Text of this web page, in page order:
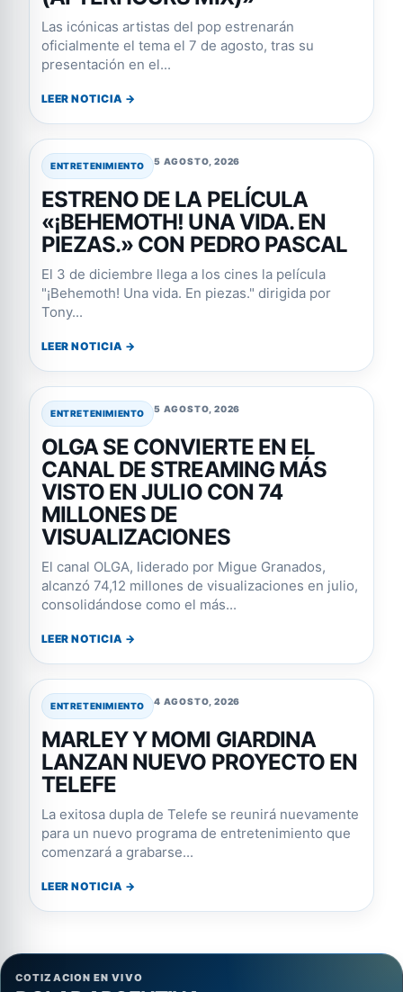
Las icónicas artistas del pop estrenarán
oficialmente el tema el 7 de agosto, tras su
presentación en el...
LEER NOTICIA →
ENTRETENIMIENTO 5 AGOSTO, 2026
ESTRENO DE LA PELÍCULA
«¡BEHEMOTH! UNA VIDA. EN
PIEZAS.» CON PEDRO PASCAL
El 3 de diciembre llega a los cines la película
"¡Behemoth! Una vida. En piezas." dirigida por
Tony...
LEER NOTICIA →
ENTRETENIMIENTO 5 AGOSTO, 2026
OLGA SE CONVIERTE EN EL
CANAL DE STREAMING MÁS
VISTO EN JULIO CON 74
MILLONES DE
VISUALIZACIONES
El canal OLGA, liderado por Migue Granados,
alcanzó 74,12 millones de visualizaciones en julio,
consolidándose como el más...
LEER NOTICIA →
ENTRETENIMIENTO 4 AGOSTO, 2026
MARLEY Y MOMI GIARDINA
LANZAN NUEVO PROYECTO EN
TELEFE
La exitosa dupla de Telefe se reunirá nuevamente
para un nuevo programa de entretenimiento que
comenzará a grabarse...
LEER NOTICIA →
COTIZACION EN VIVO